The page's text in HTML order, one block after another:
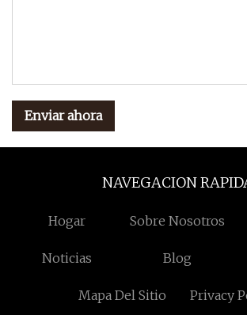
Enviar ahora
NAVEGACION
Hogar Sobre Nosotros
Noticias Blog
Mapa Del Sitio Privacy